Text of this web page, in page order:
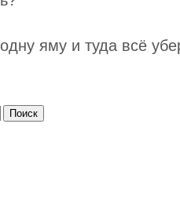
яму и туда всё